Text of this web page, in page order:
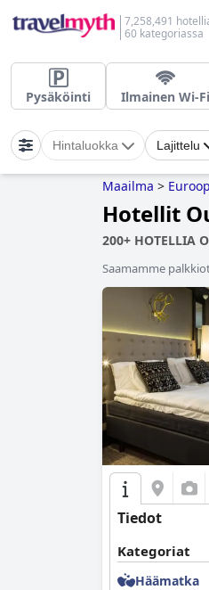
7,258,491
60 kategoriassa
Pysäköinti Ilmainen Wi-Fi
Hintaluokka Lajittelu
Maailma >
Hotellit
200+ HOTELLIA
Saamamme
Tiedot
Kategoriat
Häämatka